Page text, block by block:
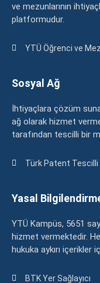
ve mezunlarının
platformudur.
YTÜ Öğrenci ve
Sosyal Ağ
İhtiyaçlara çözüm
ağ olarak hizmet
tarafından tescilli bir
Türk Patent Tescilli
Yasal
YTÜ Kampüs, 5651
hizmet vermektedir.
hukuka aykırı içerikler
BTK Yer Sağlayıcı